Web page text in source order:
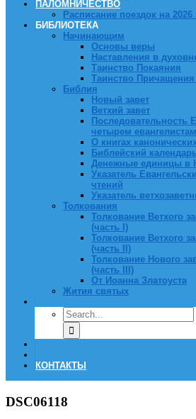
ПАЛОМНИЧЕСТВО
Расписание поездок на 2026
БИБЛИОТЕКА
Начинающим
Основы веры
Наставления в
Таинство Покаяния
Таинство Причащения
Библия
Новый завет
Ветхий завет
Последовательность
четырем евангелистам
О книгах
Библейский календарь
Денежные единицы в
Указатель
чтений
Указатель
Толкования
Толкование Ветхого
(часть I)
Толкование Ветхого
(часть II)
Толкование Нового
(часть III)
От Иоанна Златоуста
Жития святых
КОНТАКТЫ
DSC06118